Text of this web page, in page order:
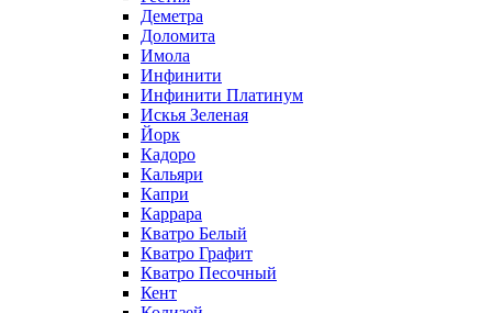
Деметра
Доломита
Имола
Инфинити
Инфинити Платинум
Искья Зеленая
Йорк
Кадоро
Кальяри
Капри
Каррара
Кватро Белый
Кватро Графит
Кватро Песочный
Кент